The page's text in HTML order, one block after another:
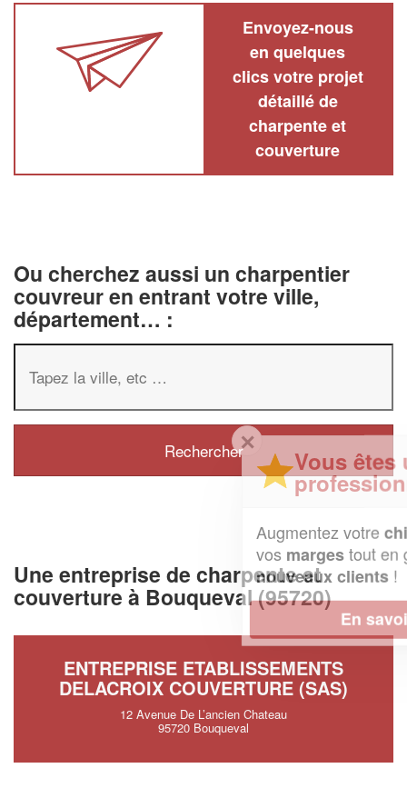
Envoyez-nous
en quelques
clics votre projet
détaillé de
charpente et
couverture
Ou cherchez aussi un charpentier
couvreur en entrant votre ville,
département… :
Une entreprise de charpente et
couverture à Bouqueval (95720)
ENTREPRISE ETABLISSEMENTS
DELACROIX COUVERTURE (SAS)
12 Avenue De L’ancien Chateau
95720 Bouqueval
Vous êtes un
professionnel ?
chiffre d'affaireset
tout en gagnant de
nouveaux clients!